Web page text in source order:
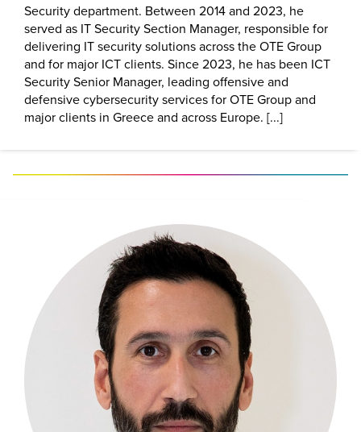
Security department. Between 2014 and 2023, he
served as IT Security Section Manager, responsible for
delivering IT security solutions across the OTE Group
and for major ICT clients. Since 2023, he has been ICT
Security Senior Manager, leading offensive and
defensive cybersecurity services for OTE Group and
major clients in Greece and across Europe. [...]